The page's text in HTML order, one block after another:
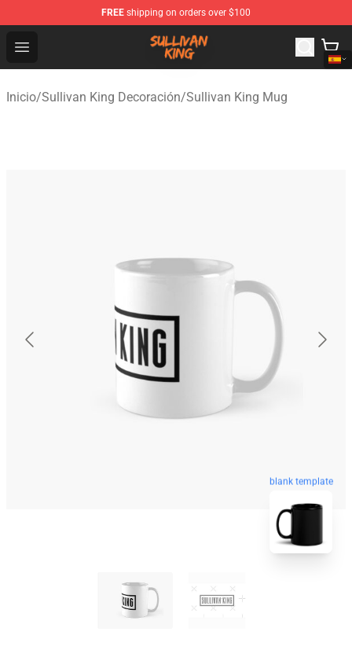
FREE shipping on orders over $100
Open menu
Sullivan King Shop - Official Sullivan King Merchandise
Inicio/Sullivan King Decoración/Sullivan King Mug
blank template